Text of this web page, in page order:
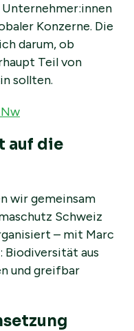
Unternehmer:innen
Konzerne. Die
darum, ob
Teil von
sollten.
auf die
wir gemeinsam
Schweiz
– mit Marc
Biodiversität aus
und greifbar